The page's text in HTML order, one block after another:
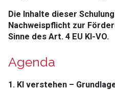
Die Inhalte dieser
Nachweispflicht zur
Sinne des Art. 4 EU KI-VO.
Agenda
1. KI verstehen –